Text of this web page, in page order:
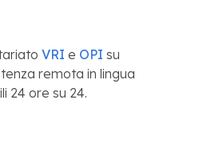
VRI e OPI su
remota in lingua
24 ore su 24.